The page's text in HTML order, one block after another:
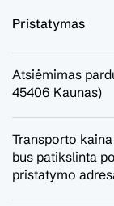
Pristatymas
Atsiėmimas
45406 Kaunas)
Transporto
bus patikslinta
pristatymo